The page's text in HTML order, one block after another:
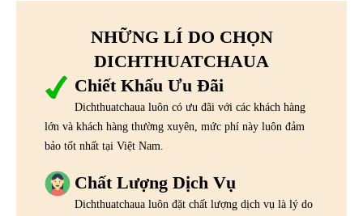
NHỮNG LÍ DO CHỌN
DICHTHUATCHAUA
Chiết Khấu Ưu Đãi
Dichthuatchaua luôn có ưu đãi với các khách hàng
lớn và khách hàng thường xuyên, mức phí này luôn đảm
bảo tốt nhất tại Việt Nam.
Chất Lượng Dịch Vụ
Dichthuatchaua luôn đặt chất lượng dịch vụ là lý do